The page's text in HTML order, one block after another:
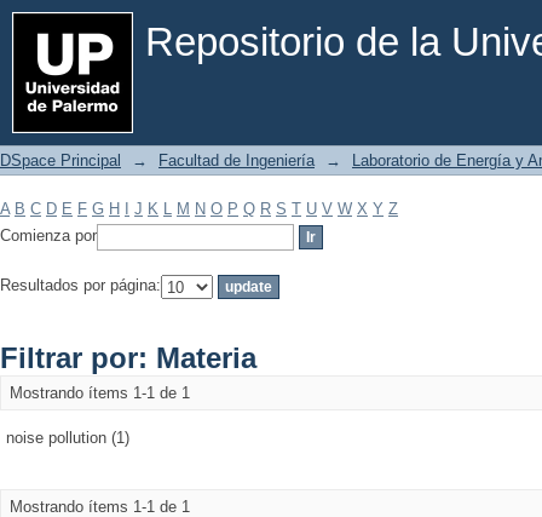
Repositorio de la
Filtrar por: Materia
DSpace Principal → Facultad de Ingeniería → Laboratorio de Energía y
A B C D E F G H J K L M N O P Q R S T U V W X Y Z
Comienza por
Resultados por página:
Filtrar por: Materia
Mostrando ítems 1-1 de 1
noise pollution (1)
Mostrando ítems 1-1 de 1